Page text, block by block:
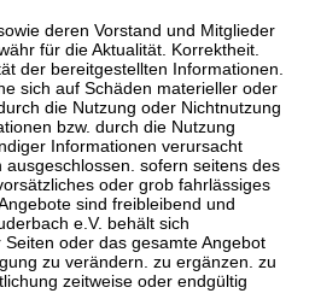
deren Vorstand und Mitglieder
für die Aktualität. Korrektheit.
der bereitgestellten Informationen.
sich auf Schäden materieller oder
die Nutzung oder Nichtnutzung
bzw. durch die Nutzung
Informationen verursacht
sofern seitens des
oder grob fahrlässiges
sind freibleibend und
e.V. behält sich
oder das gesamte Angebot
zu verändern. zu ergänzen. zu
zeitweise oder endgültig